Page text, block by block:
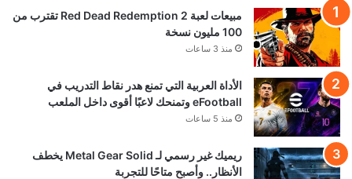
مبيعات لعبة Red Dead Redemption 2 تقترب من
100 مليون نسخة
منذ 3 ساعات
الأداة العربية التي تمنع هدر نقاط التدريب في
eFootball وتمنحك لاعبًا أقوى داخل الملعب
منذ 5 ساعات
ريميك غير رسمي لـ Metal Gear Solid يخطف
الأنظار.. وأصبح متاحًا للتجربة